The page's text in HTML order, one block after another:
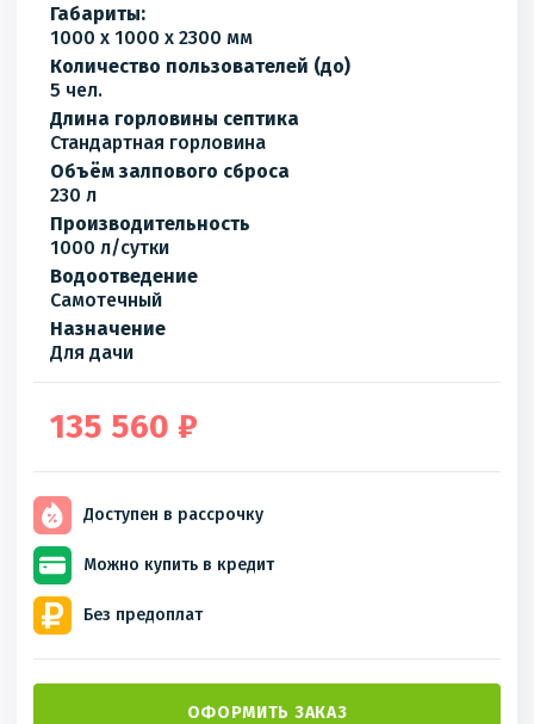
Габариты:
1000 x 1000 x 2300 мм
Количество пользователей (до)
5 чел.
Длина горловины септика
Стандартная горловина
Объём залпового сброса
230 л
Производительность
1000 л/сутки
Водоотведение
Самотечный
Назначение
Для дачи
135 560 ₽
Доступен в рассрочку
Можно купить в кредит
Без предоплат
ОФОРМИТЬ ЗАКАЗ